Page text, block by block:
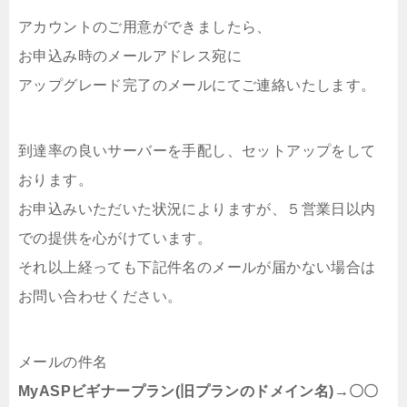
アカウントのご用意ができましたら、
お申込み時のメールアドレス宛に
アップグレード完了のメールにてご連絡いたします。
到達率の良いサーバーを手配し、セットアップをして
おります。
お申込みいただいた状況によりますが、５営業日以内
での提供を心がけています。
それ以上経っても下記件名のメールが届かない場合は
お問い合わせください。
メールの件名
MyASPビギナープラン(旧プランのドメイン名)→〇〇